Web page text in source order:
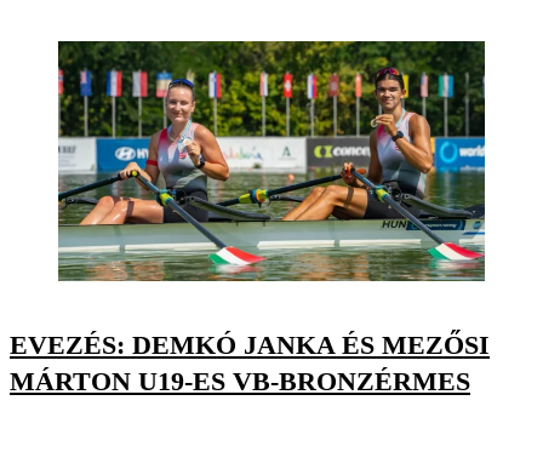
EVEZÉS: DEMKÓ JANKA ÉS MEZŐSI
MÁRTON U19-ES VB-BRONZÉRMES